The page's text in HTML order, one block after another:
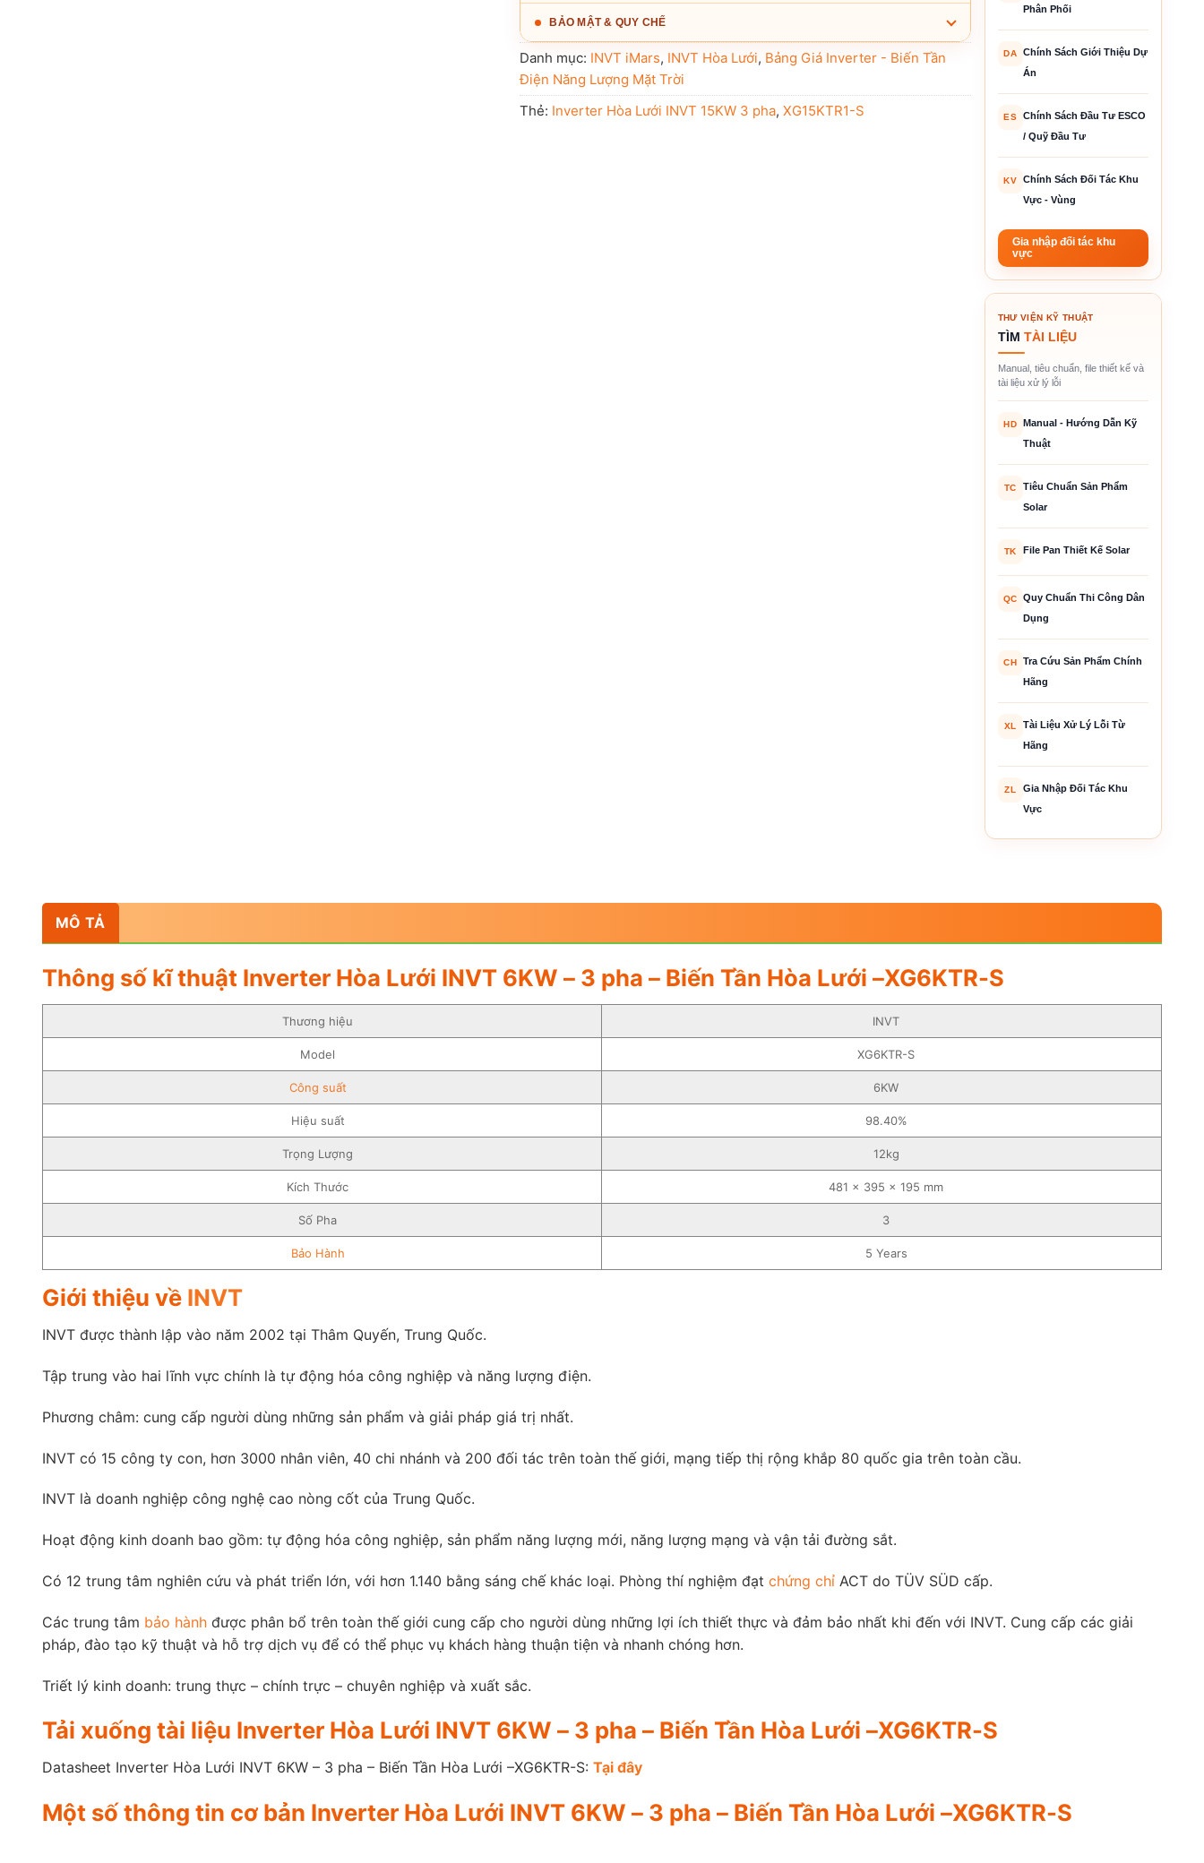
BẢO MẬT & QUY CHẾ
Danh mục: INVT iMars, INVT Hòa Lưới, Bảng Giá Inverter - Biến Tần
Điện Năng Lượng Mặt Trời
Thẻ: Inverter Hòa Lưới INVT 15KW 3 pha,XG15KTR1-S
Phân Phối
DA
Chính Sách Giới Thiệu Dự
Án
ES
Chính Sách Đầu Tư ESCO
/ Quỹ Đầu Tư
KV
Chính Sách Đối Tác Khu
Vực - Vùng
Gia nhập đối tác khu
vực
THƯ VIỆN KỸ THUẬT
TÌM TÀI LIỆU
Manual, tiêu chuẩn, file thiết kế và
tài liệu xử lý lỗi
HD
Manual - Hướng Dẫn Kỹ
Thuật
TC
Tiêu Chuẩn Sản Phẩm
Solar
TK File Pan Thiết Kế Solar
QC
Quy Chuẩn Thi Công Dân
Dụng
CH
Tra Cứu Sản Phẩm Chính
Hãng
XL
Tài Liệu Xử Lý Lỗi Từ
Hãng
ZL
Gia Nhập Đối Tác Khu
Vực
MÔ TẢ
Thông số kĩ thuật Inverter Hòa Lưới INVT 6KW – 3 pha – Biến Tần Hòa Lưới –XG6KTR-S
Thương hiệu INVT
Model XG6KTR-S
Công suất 6KW
Hiệu suất 98.40%
Trọng Lượng 12kg
Kích Thước 481 x 395 x 195 mm
Số Pha 3
Bảo Hành 5 Years
Giới thiệu về INVT
INVT được thành lập vào năm 2002 tại Thâm Quyến, Trung Quốc.
Tập trung vào hai lĩnh vực chính là tự động hóa công nghiệp và năng lượng điện.
Phương châm: cung cấp người dùng những sản phẩm và giải pháp giá trị nhất.
INVT có 15 công ty con, hơn 3000 nhân viên, 40 chi nhánh và 200 đối tác trên toàn thế giới, mạng tiếp thị rộng khắp 80 quốc gia trên toàn cầu.
INVT là doanh nghiệp công nghệ cao nòng cốt của Trung Quốc.
Hoạt động kinh doanh bao gồm: tự động hóa công nghiệp, sản phẩm năng lượng mới, năng lượng mạng và vận tải đường sắt.
Có 12 trung tâm nghiên cứu và phát triển lớn, với hơn 1.140 bằng sáng chế khác loại. Phòng thí nghiệm đạt chứng chỉ ACT do TÜV SÜD cấp.
Các trung tâm bảo hành được phân bổ trên toàn thế giới cung cấp cho người dùng những lợi ích thiết thực và đảm bảo nhất khi đến với INVT. Cung cấp các giải
pháp, đào tạo kỹ thuật và hỗ trợ dịch vụ để có thể phục vụ khách hàng thuận tiện và nhanh chóng hơn.
Triết lý kinh doanh: trung thực – chính trực – chuyên nghiệp và xuất sắc.
Tải xuống tài liệu Inverter Hòa Lưới INVT 6KW – 3 pha – Biến Tần Hòa Lưới –XG6KTR-S
Datasheet Inverter Hòa Lưới INVT 6KW – 3 pha – Biến Tần Hòa Lưới –XG6KTR-S: Tại đây
Một số thông tin cơ bản Inverter Hòa Lưới INVT 6KW – 3 pha – Biến Tần Hòa Lưới –XG6KTR-S